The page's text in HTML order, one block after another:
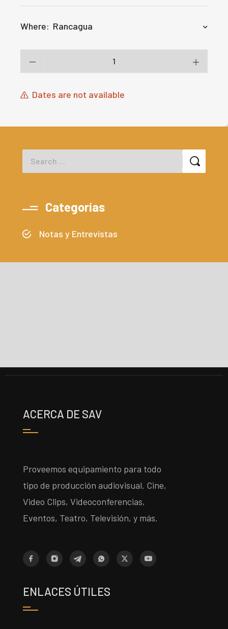
Where: Rancagua
Dates are not available
Categorías
Notas y Entrevistas
ACERCA DE SAV
Proveemos equipamiento para todo
tipo de producción audiovisual. Cine,
Video Clips, Videoconferencias,
Eventos, Teatro, Televisión, y más.
ENLACES ÚTILES